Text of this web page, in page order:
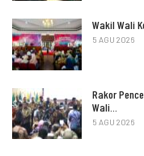
Wakil Wali
5 AGU 2026
Rakor
Wali…
5 AGU 2026